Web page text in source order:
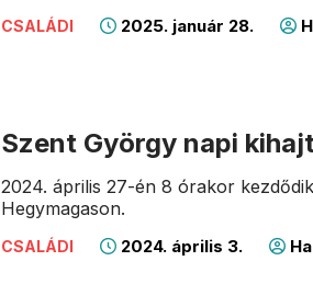
CSALÁDI 2025. január 28.
Szent György napi
2024. április 27-én 8 órakor
Hegymagason.
CSALÁDI 2024. április 3.